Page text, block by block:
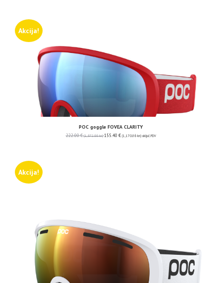
Akcija!
POC goggle FOVEA CLARITY
222.00€ (1,672.66 kn) 155.40 € (1,170.86 kn) uključ. PDV
Akcija!